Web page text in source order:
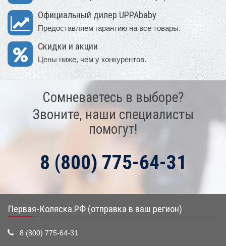
Официальный дилер UPPAbaby
Предоставляем гарантию на все товары.
Скидки и акции
Цены ниже, чем у конкурентов.
Сомневаетесь в выборе?
Звоните, наши специалисты
помогут!
8 (800) 775-64-31
Первая-Коляска.РФ (отправка в ваш регион)
8 (800) 775-64-31